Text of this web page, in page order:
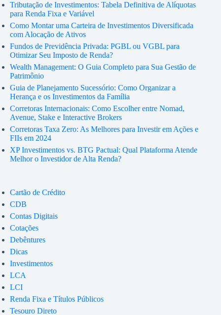
Tributação de Investimentos: Tabela Definitiva de Alíquotas
para Renda Fixa e Variável
Como Montar uma Carteira de Investimentos Diversificada
com Alocação de Ativos
Fundos de Previdência Privada: PGBL ou VGBL para
Otimizar Seu Imposto de Renda?
Wealth Management: O Guia Completo para Sua Gestão de
Patrimônio
Guia de Planejamento Sucessório: Como Organizar a
Herança e os Investimentos da Família
Corretoras Internacionais: Como Escolher entre Nomad,
Avenue, Stake e Interactive Brokers
Corretoras Taxa Zero: As Melhores para Investir em Ações e
FIIs em 2024
XP Investimentos vs. BTG Pactual: Qual Plataforma Atende
Melhor o Investidor de Alta Renda?
Cartão de Crédito
CDB
Contas Digitais
Cotações
Debêntures
Dicas
Investimentos
LCA
LCI
Renda Fixa e Títulos Públicos
Tesouro Direto